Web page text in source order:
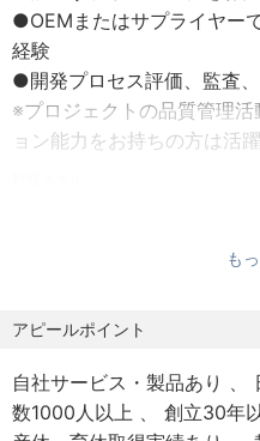
【社員の声】
●20代社員（新卒入社）
目に見えないソフトウェア
に携わっており、日々チー
議論を繰り広げています。
■諸手当
・通勤手当
・リモートワーク手当
・賞与
・残業代全額支給 など
年2回（6月、12月）
■勤務時間
8時間（標準労働時間8:30～
●OEMまたはサプライヤー
経験
●開発プロセス評価、監査
※プロジェクトの品質管理
ョン能力をお持ちの方は活
●市場対応経験（市場クレ
●Hondaフィロソフィーに共
●論理的かつ柔軟な考え方
●開発系部門や事業部門等
ョンができる方
も
アピールポイント
自社サービス・製品あり
数1000人以上
創立30年